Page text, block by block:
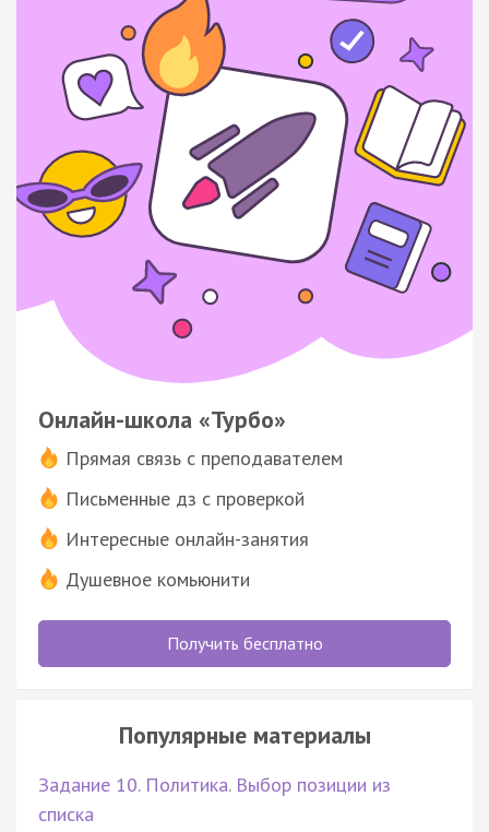
Онлайн-школа «Турбо»
Прямая связь с преподавателем
Письменные дз с проверкой
Интересные онлайн-занятия
Душевное комьюнити
Получить бесплатно
Популярные материалы
Задание 10. Политика. Выбор позиции из
списка